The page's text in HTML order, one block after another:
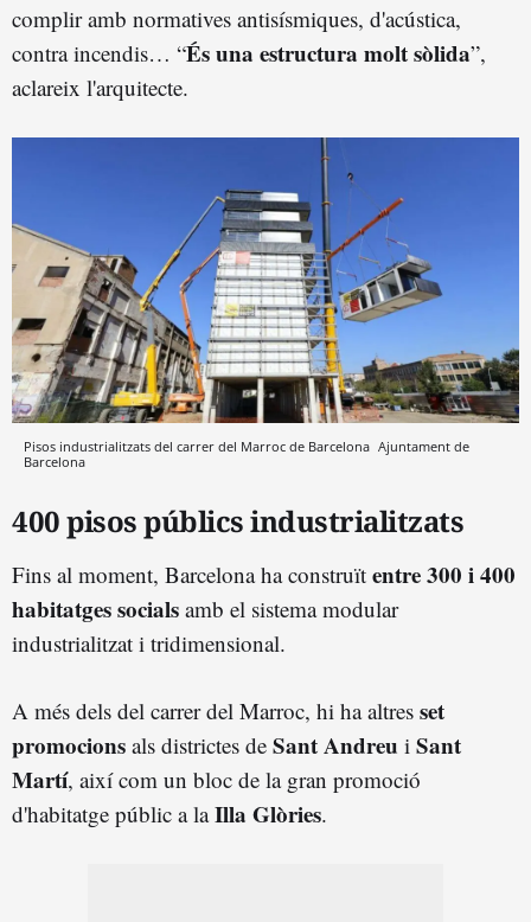
complir amb normatives antisísmiques, d'acústica,
contra incendis… “És una estructura molt sòlida”,
aclareix l'arquitecte.
Pisos industrialitzats del carrer del Marroc de Barcelona Ajuntament de
Barcelona
400 pisos públics industrialitzats
Fins al moment, Barcelona ha construït entre 300 i 400
habitatges socials amb el sistema modular
industrialitzat i tridimensional.
A més dels del carrer del Marroc, hi ha altres set
promocions als districtes de Sant Andreu i Sant
Martí, així com un bloc de la gran promoció
d'habitatge públic a laIlla Glòries.